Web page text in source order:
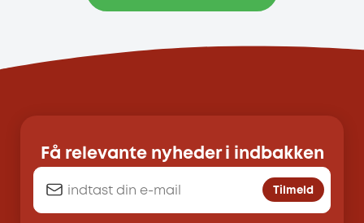
Få relevante nyheder i indbakken
Tilmeld